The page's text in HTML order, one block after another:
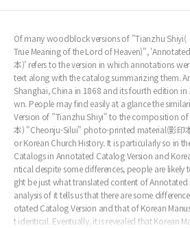
Of many woodblock versions of "Tianzhu Shiyi(
True Meaning of the Lord of Heaven)",
本)' refers to the version in which annotations
text along with the catalog summarizing them.
Shanghai, China in 1868 and its fourth edition
wn. People may find easily at a glance the
Version of "Tianzhu Shiyi" to the composition of
本) "Cheonju-Silui" photo-printed material(影印
or Korean Church History. It is particularly so in
Catalogs in Annotated Catalog Version and
ntical despite some differences, people are likely
ght be just what translated content of Annotated
analysis of it tells us that there are some
otated Catalog Version and that of Korean
t identical. Eventually, it is revealed that Korean